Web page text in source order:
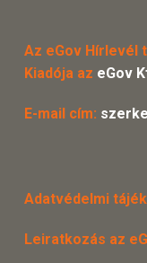
Az eGov Hírlevél
Kiadója az eGov
E-mail cím:
Adatvédelmi
Leiratkozás az